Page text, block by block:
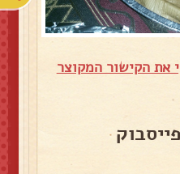
את הקישור המקוצר